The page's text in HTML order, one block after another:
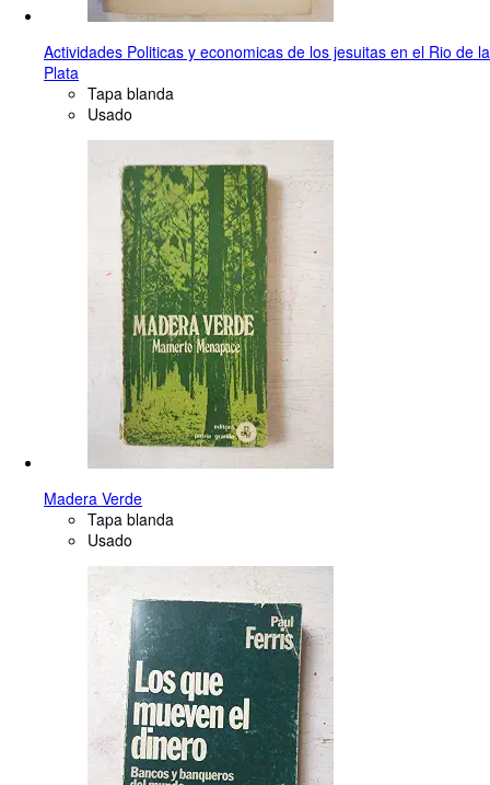
Actividades Politicas y economicas de los jesuitas en el Rio de la
Plata
Tapa blanda
Usado
Madera Verde
Tapa blanda
Usado